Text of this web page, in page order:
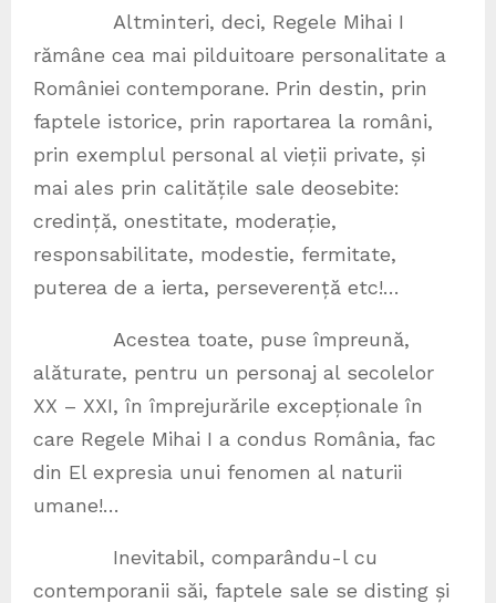
Altminteri, deci, Regele Mihai I
rămâne cea mai pilduitoare personalitate a
României contemporane. Prin destin, prin
faptele istorice, prin raportarea la români,
prin exemplul personal al vieții private, și
mai ales prin calitățile sale deosebite:
credință, onestitate, moderație,
responsabilitate, modestie, fermitate,
puterea de a ierta, perseverență etc!…
Acestea toate, puse împreună,
alăturate, pentru un personaj al secolelor
XX – XXI, în împrejurările excepționale în
care Regele Mihai I a condus România, fac
din El expresia unui fenomen al naturii
umane!…
Inevitabil, comparându-l cu
contemporanii săi, faptele sale se disting și